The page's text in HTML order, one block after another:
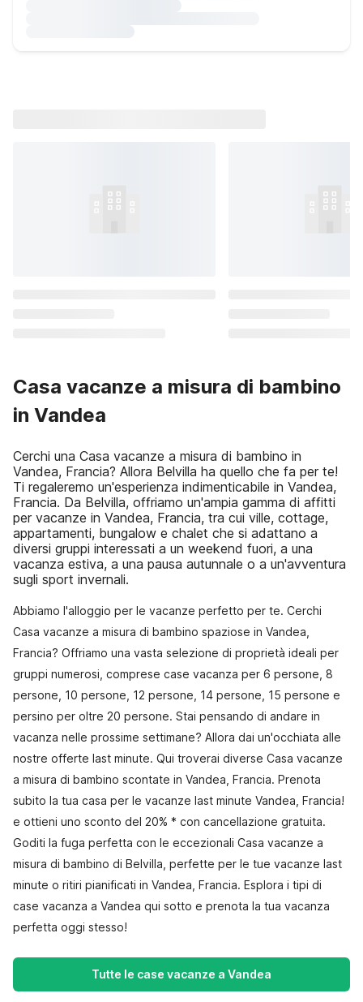
Casa vacanze a misura di bambino
in Vandea
Cerchi una Casa vacanze a misura di bambino in
Vandea, Francia? Allora Belvilla ha quello che fa per te!
Ti regaleremo un'esperienza indimenticabile in Vandea,
Francia. Da Belvilla, offriamo un'ampia gamma di affitti
per vacanze in Vandea, Francia, tra cui ville, cottage,
appartamenti, bungalow e chalet che si adattano a
diversi gruppi interessati a un weekend fuori, a una
vacanza estiva, a una pausa autunnale o a un'avventura
sugli sport invernali.
Abbiamo l'alloggio per le vacanze perfetto per te. Cerchi
Casa vacanze a misura di bambino spaziose in Vandea,
Francia? Offriamo una vasta selezione di proprietà ideali per
gruppi numerosi, comprese case vacanza per 6 persone, 8
persone, 10 persone, 12 persone, 14 persone, 15 persone e
persino per oltre 20 persone. Stai pensando di andare in
vacanza nelle prossime settimane? Allora dai un'occhiata alle
nostre offerte last minute. Qui troverai diverse Casa vacanze
a misura di bambino scontate in Vandea, Francia. Prenota
subito la tua casa per le vacanze last minute Vandea, Francia!
e ottieni uno sconto del 20% * con cancellazione gratuita.
Goditi la fuga perfetta con le eccezionali Casa vacanze a
misura di bambino di Belvilla, perfette per le tue vacanze last
minute o ritiri pianificati in Vandea, Francia. Esplora i tipi di
case vacanza a Vandea qui sotto e prenota la tua vacanza
perfetta oggi stesso!
Tutte le case vacanze a Vandea